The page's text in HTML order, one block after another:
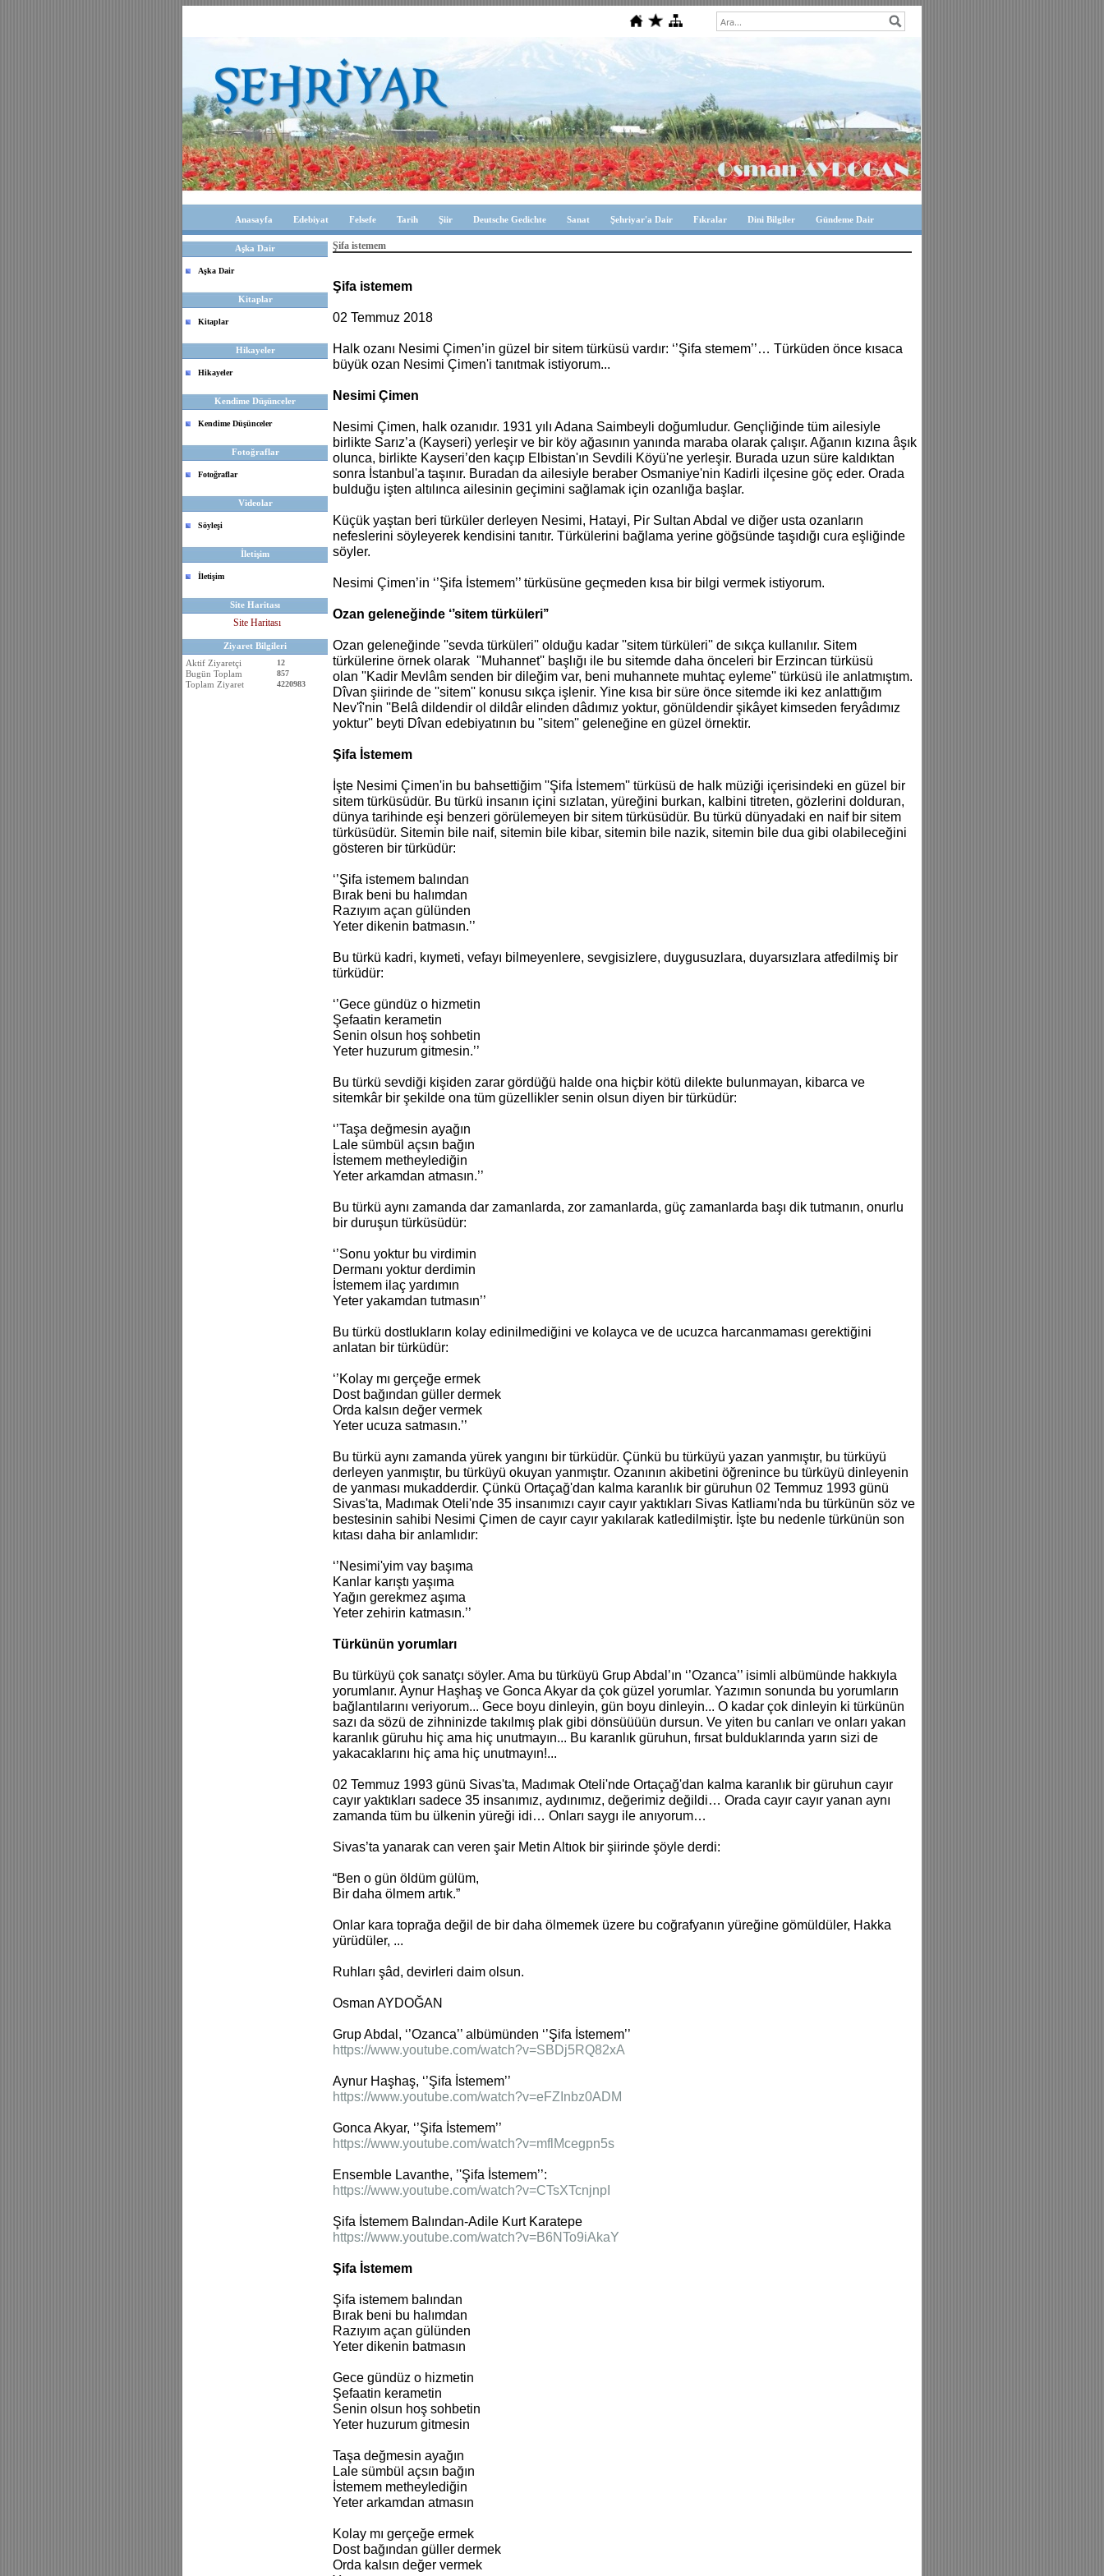
Anasayfa Edebiyat Felsefe Tarih Şiir Deutsche Gedichte Sanat Şehriyar'a Dair Fıkralar Dini Bilgiler Gündeme Dair
Aşka Dair
Aşka Dair
Kitaplar
Kitaplar
Hikayeler
Hikayeler
Kendime Düşünceler
Kendime Düşünceler
Fotoğraflar
Fotoğraflar
Videolar
Söyleşi
İletişim
İletişim
Site Haritası
Site Haritası
Ziyaret Bilgileri
Aktif Ziyaretçi
12
Bugün Toplam 857
Toplam Ziyaret 4220983
Şifa istemem
Şifa istemem
02 Temmuz 2018
Halk ozanı Nesimi Çimen’in güzel bir sitem türküsü vardır: ‘’Şifa stemem’’… Türküden önce kısaca
büyük ozan Nesimi Çimen'i tanıtmak istiyorum...
Nesimi Çimen
Nesimi Çimen, halk ozanıdır. 1931 yılı Adana Saimbeyli doğumludur. Gençliğinde tüm ailesiyle
birlikte Sarız’a (Kayseri) yerleşir ve bir köy ağasının yanında maraba olarak çalışır. Ağanın kızına âşık
olunca, birlikte Kayseri’den kaçıp Elbistan'ın Sevdili Köyü'ne yerleşir. Burada uzun süre kaldıktan
sonra İstanbul'a taşınır. Buradan da ailesiyle beraber Osmaniye'nin Кadiɾli ilçesine göç eder. Orada
bulduğu işten altılınca ailesinin geçimini sağlamak için ozanlığa başlar.
Küçük yaştan beri türküler derleyen Nesimi, Hatayi, Piɾ Sultan Abdal ve diğer usta ozanların
nefeslerini söyleyerek kendisini tanıtır. Türkülerini bağlama yerine göğsünde taşıdığı cuɾa eşliğinde
söyler.
Nesimi Çimen’in ‘’Şifa İstemem’’ türküsüne geçmeden kısa bir bilgi vermek istiyorum.
Ozan geleneğinde ‘’sitem türküleri’’
Ozan geleneğinde ''sevda türküleri'' olduğu kadar ''sitem türküleri'' de sıkça kullanılır. Sitem
türkülerine örnek olarak ''Muhannet'' başlığı ile bu sitemde daha önceleri bir Erzincan türküsü
olan ''Kadir Mevlâm senden bir dileğim var, beni muhannete muhtaç eyleme'' türküsü ile anlatmıştım.
Dîvan şiirinde de ''sitem'' konusu sıkça işlenir. Yine kısa bir süre önce sitemde iki kez anlattığım
Nev'î'nin ''Belâ dildendir ol dildâr elinden dâdımız yoktur, gönüldendir şikâyet kimseden feryâdımız
yoktur'' beyti Dîvan edebiyatının bu ''sitem'' geleneğine en güzel örnektir.
Şifa İstemem
İşte Nesimi Çimen'in bu bahsettiğim ''Şifa İstemem'' türküsü de halk müziği içerisindeki en güzel bir
sitem türküsüdür. Bu türkü insanın içini sızlatan, yüreğini burkan, kalbini titreten, gözlerini dolduran,
dünya tarihinde eşi benzeri görülemeyen bir sitem türküsüdür. Bu türkü dünyadaki en naif bir sitem
türküsüdür. Sitemin bile naif, sitemin bile kibar, sitemin bile nazik, sitemin bile dua gibi olabileceğini
gösteren bir türküdür:
‘’Şifa istemem balından
Bırak beni bu halımdan
Razıyım açan gülünden
Yeter dikenin batmasın.’’
Bu türkü kadri, kıymeti, vefayı bilmeyenlere, sevgisizlere, duygusuzlara, duyarsızlara atfedilmiş bir
türküdür:
‘’Gece gündüz o hizmetin
Şefaatin kerametin
Senin olsun hoş sohbetin
Yeter huzurum gitmesin.’’
Bu türkü sevdiği kişiden zarar gördüğü halde ona hiçbir kötü dilekte bulunmayan, kibarca ve
sitemkâr bir şekilde ona tüm güzellikler senin olsun diyen bir türküdür:
‘’Taşa değmesin ayağın
Lale sümbül açsın bağın
İstemem metheylediğin
Yeter arkamdan atmasın.’’
Bu türkü aynı zamanda dar zamanlarda, zor zamanlarda, güç zamanlarda başı dik tutmanın, onurlu
bir duruşun türküsüdür:
‘’Sonu yoktur bu virdimin
Dermanı yoktur derdimin
İstemem ilaç yardımın
Yeter yakamdan tutmasın’’
Bu türkü dostlukların kolay edinilmediğini ve kolayca ve de ucuzca harcanmaması gerektiğini
anlatan bir türküdür:
‘’Kolay mı gerçeğe ermek
Dost bağından güller dermek
Orda kalsın değer vermek
Yeter ucuza satmasın.’’
Bu türkü aynı zamanda yürek yangını bir türküdür. Çünkü bu türküyü yazan yanmıştır, bu türküyü
derleyen yanmıştır, bu türküyü okuyan yanmıştır. Ozanının akibetini öğrenince bu türküyü dinleyenin
de yanması mukadderdir. Çünkü Ortaçağ'dan kalma karanlık bir güruhun 02 Temmuz 1993 günü
Sivas'ta, Madımak Oteli'nde 35 insanımızı cayır cayır yaktıkları Sivas Кatliamı'nda bu türkünün söz ve
bestesinin sahibi Nesimi Çimen de cayır cayır yakılarak katledilmiştir. İşte bu nedenle türkünün son
kıtası daha bir anlamlıdır:
‘’Nesimi'yim vay başıma
Kanlar karıştı yaşıma
Yağın gerekmez aşıma
Yeter zehirin katmasın.’’
Türkünün yorumları
Bu türküyü çok sanatçı söyler. Ama bu türküyü Grup Abdal’ın ‘’Ozanca’’ isimli albümünde hakkıyla
yorumlanır. Aynur Haşhaş ve Gonca Akyar da çok güzel yorumlar. Yazımın sonunda bu yorumların
bağlantılarını veriyorum... Gece boyu dinleyin, gün boyu dinleyin... O kadar çok dinleyin ki türkünün
sazı da sözü de zihninizde takılmış plak gibi dönsüüüün dursun. Ve yiten bu canları ve onları yakan
karanlık güruhu hiç ama hiç unutmayın... Bu karanlık güruhun, fırsat bulduklarında yarın sizi de
yakacaklarını hiç ama hiç unutmayın!...
02 Temmuz 1993 günü Sivas'ta, Madımak Oteli'nde Ortaçağ'dan kalma karanlık bir güruhun cayır
cayır yaktıkları sadece 35 insanımız, aydınımız, değerimiz değildi… Orada cayır cayır yanan aynı
zamanda tüm bu ülkenin yüreği idi… Onları saygı ile anıyorum…
Sivas’ta yanarak can veren şair Metin Altıok bir şiirinde şöyle derdi:
“Ben o gün öldüm gülüm,
Bir daha ölmem artık.”
Onlar kara toprağa değil de bir daha ölmemek üzere bu coğrafyanın yüreğine gömüldüler, Hakka
yürüdüler, ...
Ruhları şâd, devirleri daim olsun.
Osman AYDOĞAN
Grup Abdal, ‘’Ozanca’’ albümünden ‘’Şifa İstemem’’
https://www.youtube.com/watch?v=SBDj5RQ82xA
Aynur Haşhaş, ‘’Şifa İstemem’’
https://www.youtube.com/watch?v=eFZInbz0ADM
Gonca Akyar, ‘’Şifa İstemem’’
https://www.youtube.com/watch?v=mflMcegpn5s
Ensemble Lavanthe, ’'Şifa İstemem’’:
https://www.youtube.com/watch?v=CTsXTcnjnpI
Şifa İstemem Balından-Adile Kurt Karatepe
https://www.youtube.com/watch?v=B6NTo9iAkaY
Şifa İstemem
Şifa istemem balından
Bırak beni bu halımdan
Razıyım açan gülünden
Yeter dikenin batmasın
Gece gündüz o hizmetin
Şefaatin kerametin
Senin olsun hoş sohbetin
Yeter huzurum gitmesin
Taşa değmesin ayağın
Lale sümbül açsın bağın
İstemem metheylediğin
Yeter arkamdan atmasın
Kolay mı gerçeğe ermek
Dost bağından güller dermek
Orda kalsın değer vermek